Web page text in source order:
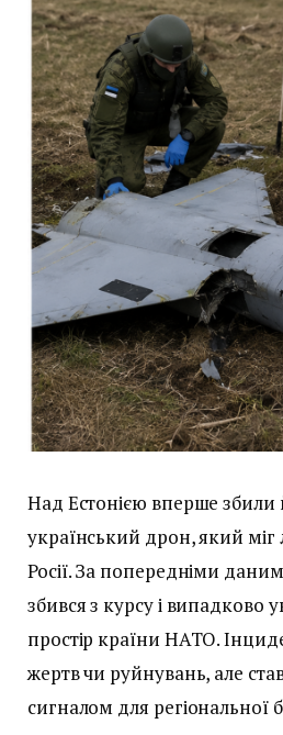
Над Естонією вперше збили
український дрон, який міг
Росії. За попередніми
збився з курсу і випадково
простір країни НАТО.
жертв чи руйнувань, але
сигналом для регіональної